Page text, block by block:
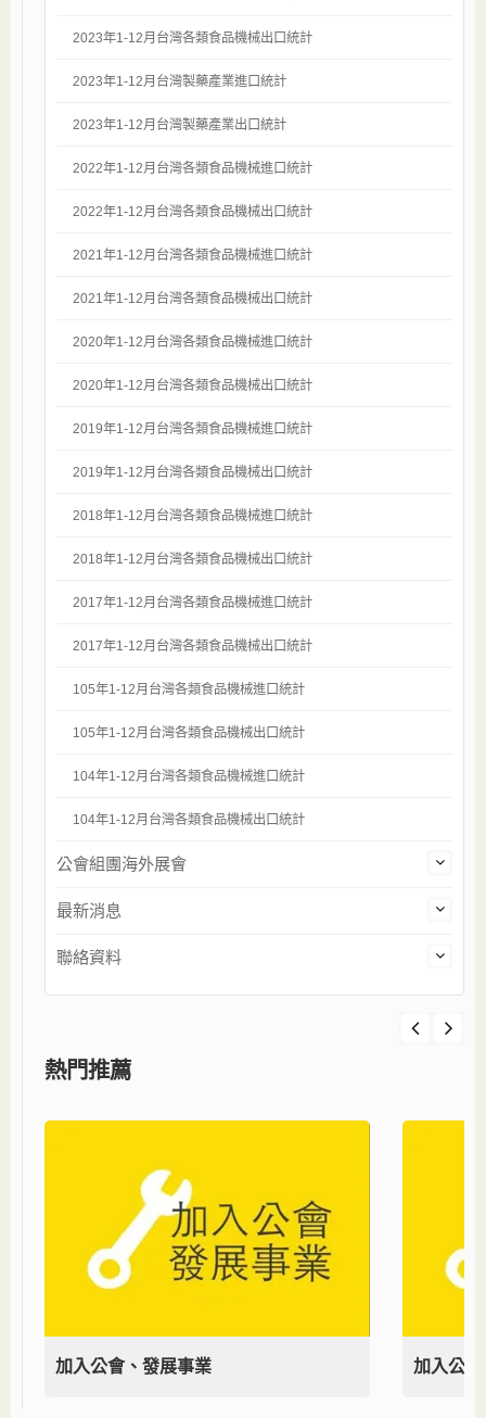
2023年1-12月台灣各類食品機械出口統計
2023年1-12月台灣製藥產業進口統計
2023年1-12月台灣製藥產業出口統計
2022年1-12月台灣各類食品機械進口統計
2022年1-12月台灣各類食品機械出口統計
2021年1-12月台灣各類食品機械進口統計
2021年1-12月台灣各類食品機械出口統計
2020年1-12月台灣各類食品機械進口統計
2020年1-12月台灣各類食品機械出口統計
2019年1-12月台灣各類食品機械進口統計
2019年1-12月台灣各類食品機械出口統計
2018年1-12月台灣各類食品機械進口統計
2018年1-12月台灣各類食品機械出口統計
2017年1-12月台灣各類食品機械進口統計
2017年1-12月台灣各類食品機械出口統計
105年1-12月台灣各類食品機械進口統計
105年1-12月台灣各類食品機械出口統計
104年1-12月台灣各類食品機械進口統計
104年1-12月台灣各類食品機械出口統計
公會組團海外展會
最新消息
聯絡資料
熱門推薦
加入公會、發展事業 加入公